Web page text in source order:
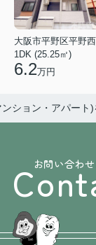
1DK (25.25㎡)
6.2万円
ション・アパート)
お問い合わ